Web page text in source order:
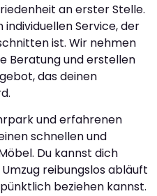
an erster Stelle.
Service, der
ist. Wir nehmen
Beratung und erstellen
das deinen
und erfahrenen
schnellen und
Du kannst dich
reibungslos abläuft
beziehen kannst.